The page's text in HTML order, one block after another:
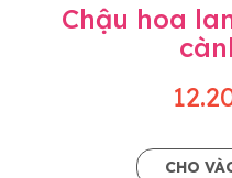
Chậu hoa
CHO